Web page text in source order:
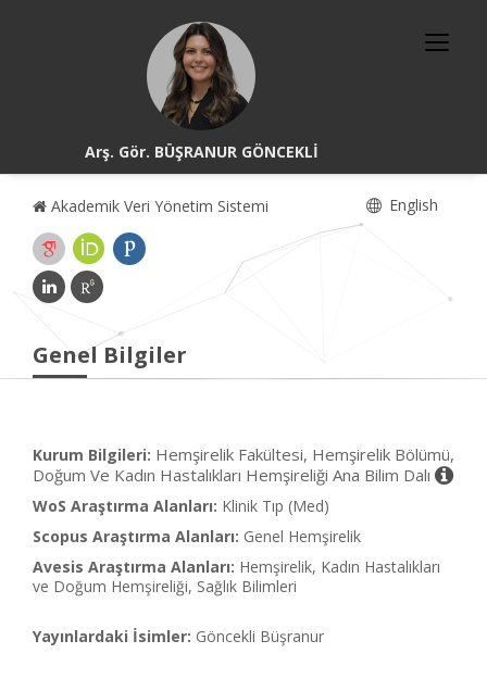
Arş. Gör. BÜŞRANUR GÖNCEKLİ
Akademik Veri Yönetim Sistemi English
Genel Bilgiler
Kurum Bilgileri: Hemşirelik Fakültesi, Hemşirelik Bölümü,
Doğum Ve Kadın Hastalıkları Hemşireliği Ana Bilim Dalı
WoS Araştırma Alanları: Klinik Tıp (Med)
Scopus Araştırma Alanları: Genel Hemşirelik
Avesis Araştırma Alanları: Hemşirelik, Kadın Hastalıkları
ve Doğum Hemşireliği, Sağlık Bilimleri
Yayınlardaki İsimler: Göncekli Büşranur